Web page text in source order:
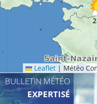
Leaflet | Météo
BULLETIN MÉTÉO
EXPERTISÉ